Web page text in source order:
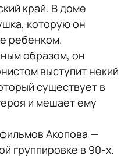
край. В доме
которую он
ребенком.
образом, он
выступит некий
существует в
и мешает ему
Акопова —
группировке в 90-х.